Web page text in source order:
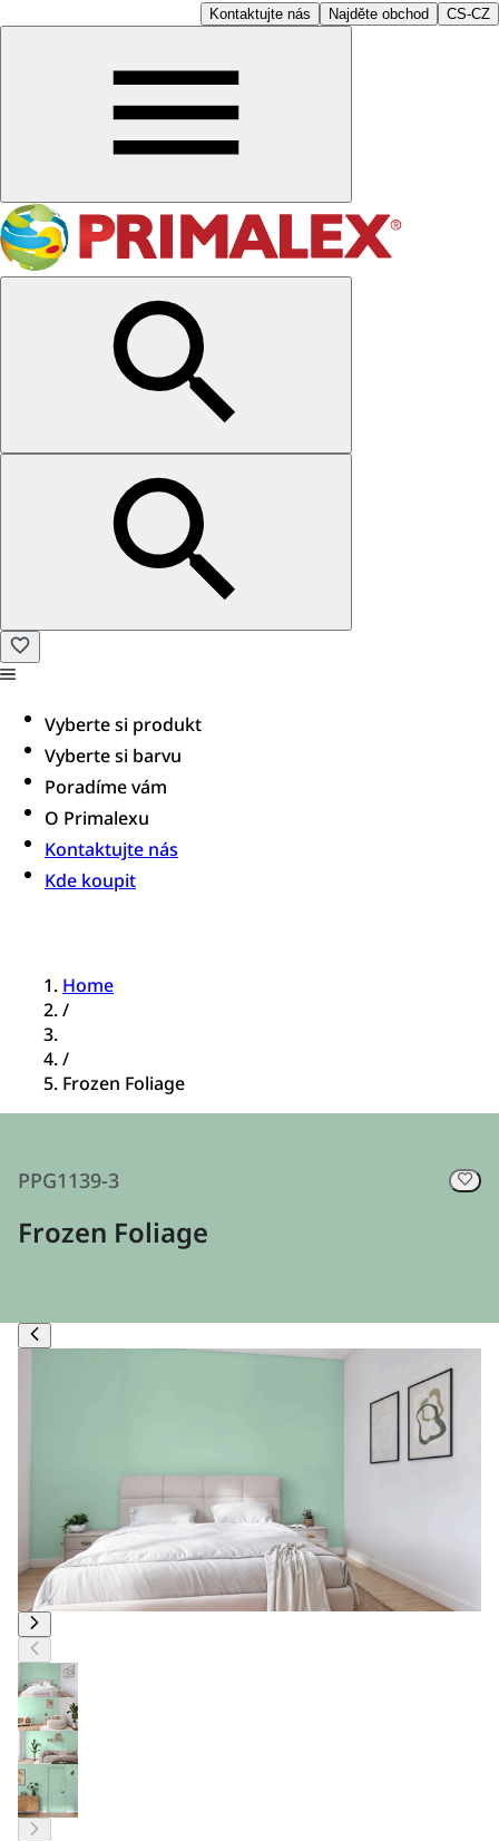
Kontaktujte nás Najděte obchod CS-CZ
Vyberte si produkt
Vyberte si barvu
Poradíme vám​
O Primalexu
Kontaktujte nás
Kde koupit
Home
/
/
Frozen Foliage
PPG1139-3
Frozen Foliage